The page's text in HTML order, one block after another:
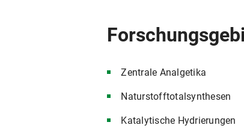
Zentrale Analgetika
Naturstofftotalsynthesen
Katalytische Hydrierungen